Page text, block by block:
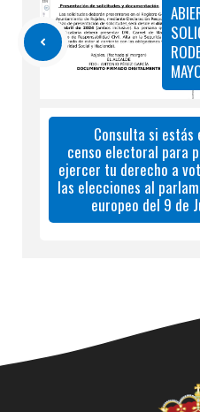
Consulta si estás
censo electoral para
ejercer tu derecho a
las elecciones al
europeo del 9 de